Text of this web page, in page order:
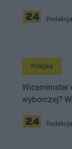
Redakcja
Polityka
Wiceminister
wyborczej?
Redakcja